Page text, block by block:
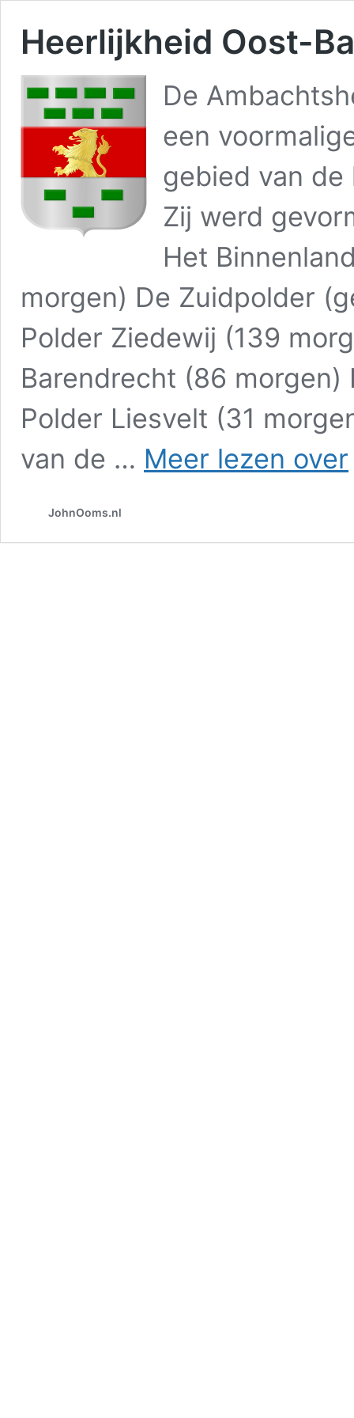
Heerlijkheid Oost-
De
een
gebied van
Zij werd
Het
morgen) De Zuidpolder
Polder Ziedewij (139
Barendrecht (86
Polder Liesvelt (31
van de … Meer lezen over
JohnOoms.nl